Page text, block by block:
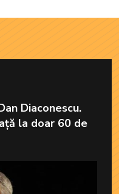
Diaconescu.
la doar 60 de